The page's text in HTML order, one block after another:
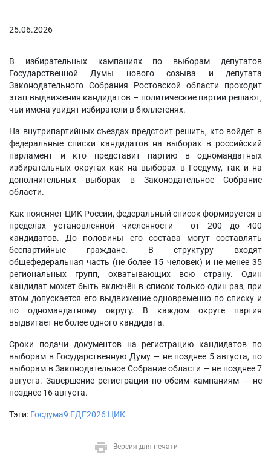
25.06.2026
В избирательных кампаниях по выборам депутатов
Государственной Думы нового созыва и депутата
Законодательного Собрания Ростовской области проходит
этап выдвижения кандидатов – политические партии решают,
чьи имена увидят избиратели в бюллетенях.
На внутрипартийных съездах предстоит решить, кто войдет в
федеральные списки кандидатов на выборах в российский
парламент и кто представит партию в одномандатных
избирательных округах как на выборах в Госдуму, так и на
дополнительных выборах в Законодательное Собрание
области.
Как поясняет ЦИК России, федеральный список формируется в
пределах установленной численности - от 200 до 400
кандидатов. До половины его состава могут составлять
беспартийные граждане. В структуру входят
общефедеральная часть (не более 15 человек) и не менее 35
региональных групп, охватывающих всю страну. Один
кандидат может быть включён в список только один раз, при
этом допускается его выдвижение одновременно по списку и
по одномандатному округу. В каждом округе партия
выдвигает не более одного кандидата.
Сроки подачи документов на регистрацию кандидатов по
выборам в Государственную Думу — не позднее 5 августа, по
выборам в Законодательное Собрание области — не позднее 7
августа. Завершение регистрации по обеим кампаниям — не
позднее 16 августа.
Тэги: Госдума9 ЕДГ2026 ЦИК
Версия для печати